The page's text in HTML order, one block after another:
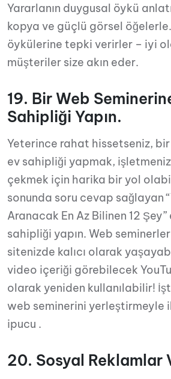
Yararlanın duygusal öykü
kopya ve güçlü görsel
öykülerine tepki verirler – iyi
müşteriler size akın eder.
19. Bir Web
Sahipliği Yapın.
Yeterince rahat hissetseniz,
ev sahipliği yapmak,
çekmek için harika bir yol
sonunda soru cevap sağlayan
Aranacak En Az Bilinen 12
sahipliği yapın. Web
sitenizde kalıcı olarak
video içeriği görebilecek
olarak yeniden kullanılabilir!
web seminerini yerleştirmeyle
ipucu .
20. Sosyal Reklamlar